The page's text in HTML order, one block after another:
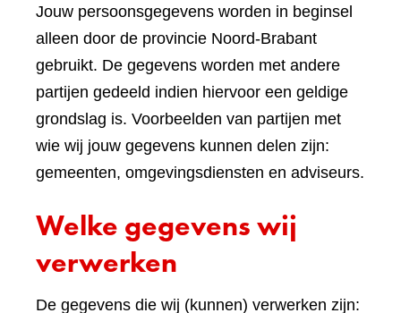
Jouw persoonsgegevens worden in beginsel
alleen door de provincie Noord-Brabant
gebruikt. De gegevens worden met andere
partijen gedeeld indien hiervoor een geldige
grondslag is. Voorbeelden van partijen met
wie wij jouw gegevens kunnen delen zijn:
gemeenten, omgevingsdiensten en adviseurs.
Welke gegevens wij
verwerken
De gegevens die wij (kunnen) verwerken zijn: